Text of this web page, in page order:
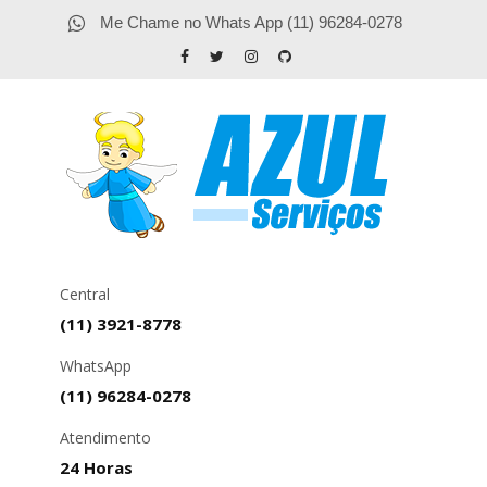
Me Chame no Whats App (11) 96284-0278
Central
(11) 3921-8778
WhatsApp
(11) 96284-0278
Atendimento
24 Horas